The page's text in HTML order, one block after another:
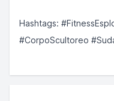
Hashtags:
#CorpoScultoreo